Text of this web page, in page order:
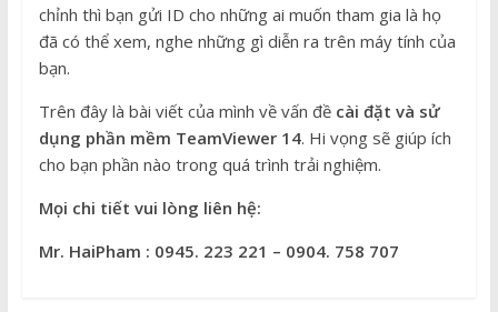
chỉnh thì bạn gửi ID cho những ai muốn tham gia là họ
đã có thể xem, nghe những gì diễn ra trên máy tính của
bạn.
Trên đây là bài viết của mình về vấn đề cài đặt và sử
dụng phần mềm TeamViewer 14. Hi vọng sẽ giúp ích
cho bạn phần nào trong quá trình trải nghiệm.
Mọi chi tiết vui lòng liên hệ:
Mr. HaiPham : 0945. 223 221 – 0904. 758 707